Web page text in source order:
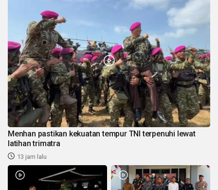
Menhan pastikan kekuatan tempur TNI terpenuhi lewat
latihan trimatra
13 jam lalu